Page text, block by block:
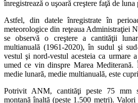
înregistrează o uşoară creştere faţă de luna
Astfel, din datele înregistrate în
meteorologice din reţeaua Administraţiei
se observă o creştere a cantităţii
multianuală (1961-2020), în sudul şi
vestul şi nord-vestul acesteia ca urmare
umed ce vin dinspre Marea Mediterană.
medie lunară, medie multianuală, este
Potrivit ANM, cantităţi peste 75 mm
montană înaltă (peste 1.500 metri).